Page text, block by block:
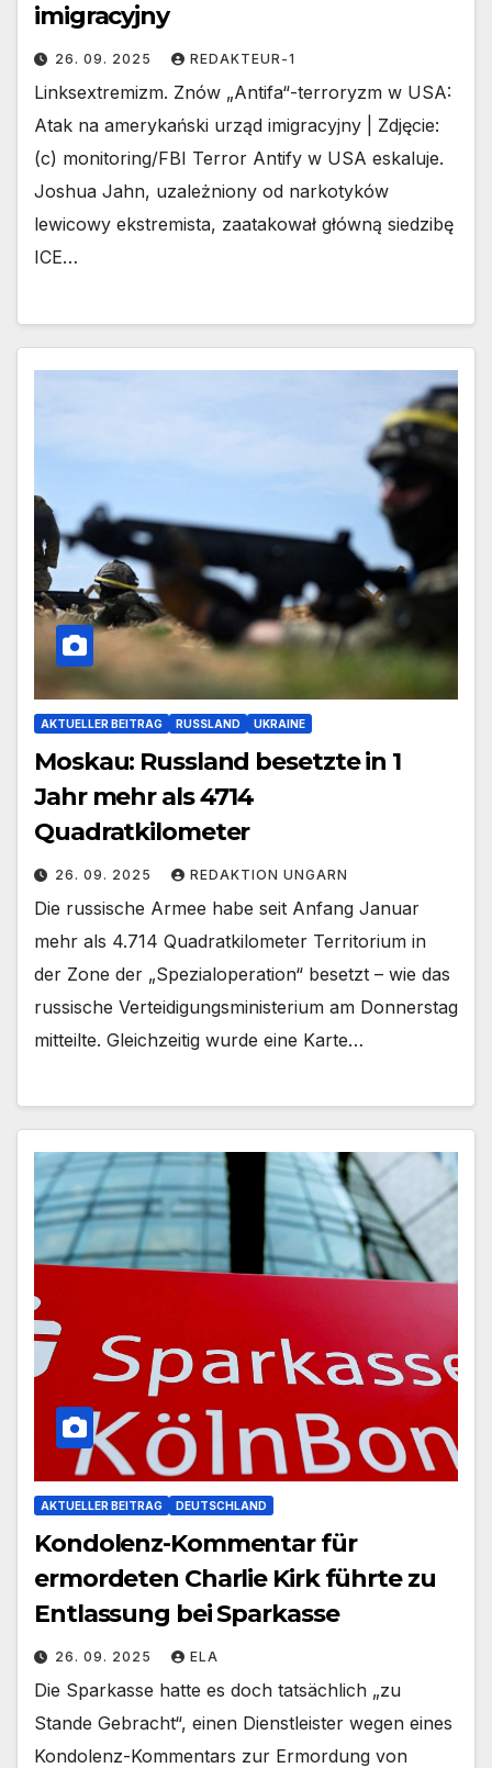
imigracyjny
26. 09. 2025 REDAKTEUR-1
Linksextremizm. Znów „Antifa“-terroryzm w USA:
Atak na amerykański urząd imigracyjny | Zdjęcie:
(c) monitoring/FBI Terror Antify w USA eskaluje.
Joshua Jahn, uzależniony od narkotyków
lewicowy ekstremista, zaatakował główną siedzibę
ICE…
AKTUELLER BEITRAG RUSSLAND UKRAINE
Moskau: Russland besetzte in 1
Jahr mehr als 4714
Quadratkilometer
26. 09. 2025 REDAKTION UNGARN
Die russische Armee habe seit Anfang Januar
mehr als 4.714 Quadratkilometer Territorium in
der Zone der „Spezialoperation“ besetzt – wie das
russische Verteidigungsministerium am Donnerstag
mitteilte. Gleichzeitig wurde eine Karte…
AKTUELLER BEITRAG DEUTSCHLAND
Kondolenz-Kommentar für
ermordeten Charlie Kirk führte zu
Entlassung bei Sparkasse
26. 09. 2025 ELA
Die Sparkasse hatte es doch tatsächlich „zu
Stande Gebracht“, einen Dienstleister wegen eines
Kondolenz-Kommentars zur Ermordung von